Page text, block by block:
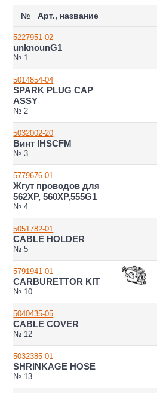
№ Арт., название
5227951-02
unknounG1
№ 1
5014854-04
SPARK PLUG CAP
ASSY
№ 2
5032002-20
Винт IHSCFM
№ 3
5779676-01
Жгут проводов для
562ХР, 560ХР,555G1
№ 4
5051782-01
CABLE HOLDER
№ 5
5791941-01
CARBURETTOR KIT
№ 10
5040435-05
CABLE COVER
№ 12
5032385-01
SHRINKAGE HOSE
№ 13